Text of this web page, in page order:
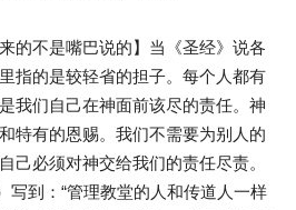
的不是嘴巴说的】当《圣经》说各
指的是较轻省的担子。每个人都有
我们自己在神面前该尽的责任。神
特有的恩赐。我们不需要为别人的
己必须对神交给我们的责任尽责。
写到：“管理教堂的人和传道人一样